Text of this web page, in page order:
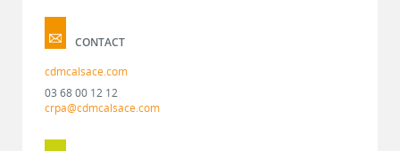
CONTACT
cdmcalsace.com
03 68 00 12 12
crpa@cdmcalsace.com